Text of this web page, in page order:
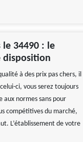
le 34490 : le
disposition
à des prix pas chers, il
ci, vous serez toujours
normes sans pour
compétitives du marché,
L’établissement de votre